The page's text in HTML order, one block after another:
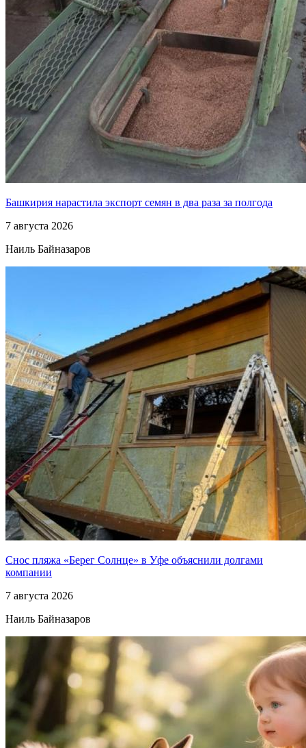
Башкирия нарастила экспорт семян в два раза за полгода
7 августа 2026
Наиль Байназаров
Снос пляжа «Берег Солнце» в Уфе объяснили долгами
компании
7 августа 2026
Наиль Байназаров